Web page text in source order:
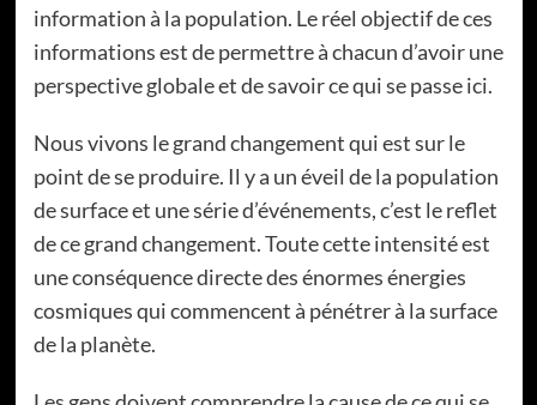
information à la population. Le réel objectif de ces
informations est de permettre à chacun d’avoir une
perspective globale et de savoir ce qui se passe ici.
Nous vivons le grand changement qui est sur le
point de se produire. Il y a un éveil de la population
de surface et une série d’événements, c’est le reflet
de ce grand changement. Toute cette intensité est
une conséquence directe des énormes énergies
cosmiques qui commencent à pénétrer à la surface
de la planète.